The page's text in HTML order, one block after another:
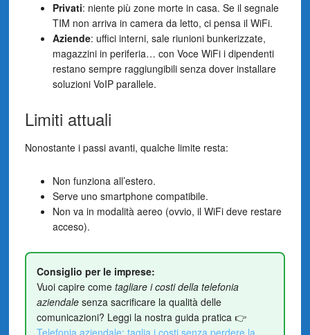
Privati: niente più zone morte in casa. Se il segnale
TIM non arriva in camera da letto, ci pensa il WiFi.
Aziende: uffici interni, sale riunioni bunkerizzate,
magazzini in periferia… con Voce WiFi i dipendenti
restano sempre raggiungibili senza dover installare
soluzioni VoIP parallele.
Limiti attuali
Nonostante i passi avanti, qualche limite resta:
Non funziona all’estero.
Serve uno smartphone compatibile.
Non va in modalità aereo (ovvio, il WiFi deve restare
acceso).
Consiglio per le imprese:
Vuoi capire come tagliare i costi della telefonia
aziendalesenza sacrificare la qualità delle
comunicazioni? Leggi la nostra guida pratica 👉